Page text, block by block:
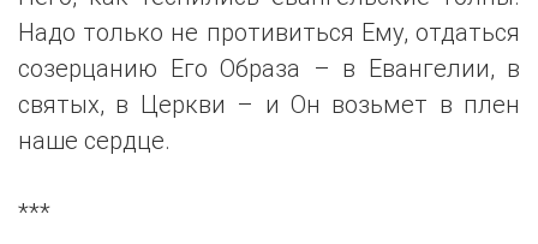
Надо только не противиться Ему, отдаться
созерцанию Его Образа – в Евангелии, в
святых, в Церкви – и Он возьмет в плен
наше сердце.
***